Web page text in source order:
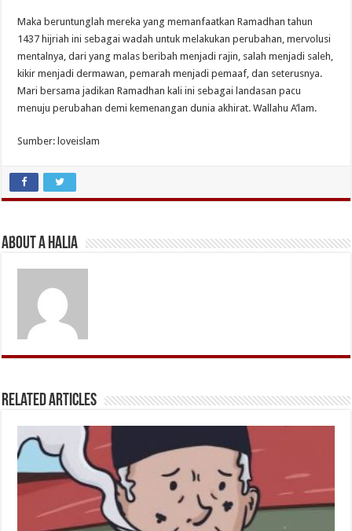
Maka beruntunglah mereka yang memanfaatkan Ramadhan tahun
1437 hijriah ini sebagai wadah untuk melakukan perubahan, mervolusi
mentalnya, dari yang malas beribah menjadi rajin, salah menjadi saleh,
kikir menjadi dermawan, pemarah menjadi pemaaf, dan seterusnya.
Mari bersama jadikan Ramadhan kali ini sebagai landasan pacu
menuju perubahan demi kemenangan dunia akhirat. Wallahu A’lam.
Sumber: loveislam
About A Halia
Related Articles